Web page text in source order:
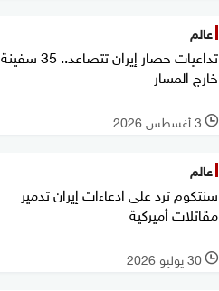
عالم
تداعيات حصار إيران تتصاعد.. 35 سفينة
خارج المسار
l 3 أغسطس 2026
عالم
سنتكوم ترد على ادعاءات إيران تدمير
مقاتلات أميركية
l 30 يوليو 2026